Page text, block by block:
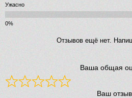
Ужасно
Отзывов ещё нет.
Ваша общая
Ваш отзыв